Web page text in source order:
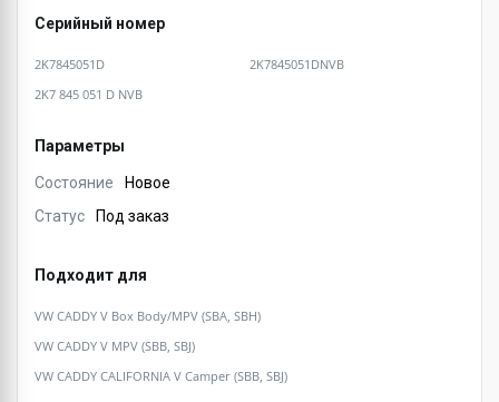
Серийный номер
2K7845051D
2K7845051DNVB
2K7 845 051 D NVB
Параметры
Состояние
Новое
Статус
Под заказ
Подходит для
VW CADDY V Box Body/MPV (SBA, SBH)
VW CADDY V MPV (SBB, SBJ)
VW CADDY CALIFORNIA V Camper (SBB, SBJ)